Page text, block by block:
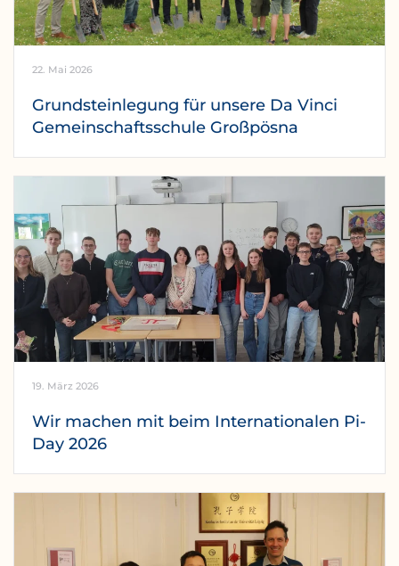
22. Mai 2026
Grundsteinlegung für unsere Da Vinci
Gemeinschaftsschule Großpösna
19. März 2026
Wir machen mit beim Internationalen Pi-
Day 2026